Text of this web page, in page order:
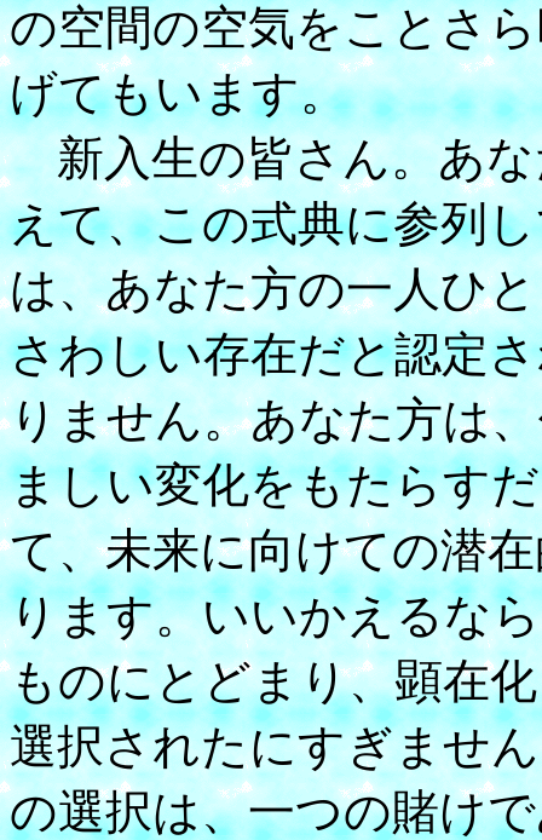
の空間の空気をことさ
げてもいます。
新入生の皆さん。あな
えて、この式典に参列
は、あなた方の一人ひ
さわしい存在だと認定
りません。あなた方は
ましい変化をもたらす
て、未来に向けての潜
ります。いいかえるな
ものにとどまり、顕在
選択されたにすぎませ
の選択は、一つの賭け